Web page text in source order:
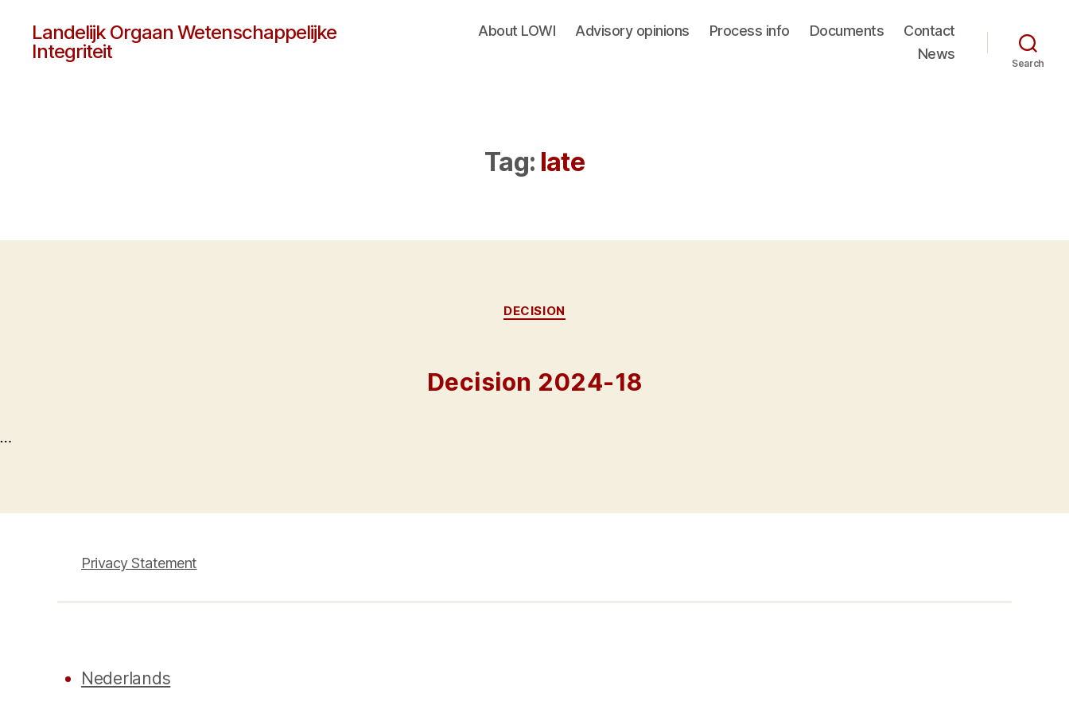
Landelijk Orgaan Wetenschappelijke
Integriteit
About LOWI Advisory opinions Process info Documents
Contact
News
Search
Tag: late
Categories
DECISION
Decision 2024-18
…
Privacy Statement
Nederlands